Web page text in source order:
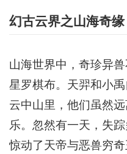
幻古云界之山海奇
山海世界中，奇珍异
星罗棋布。天羿和小
云中山里，他们虽然
乐。忽然有一天，失
惊动了天帝与恶兽穷